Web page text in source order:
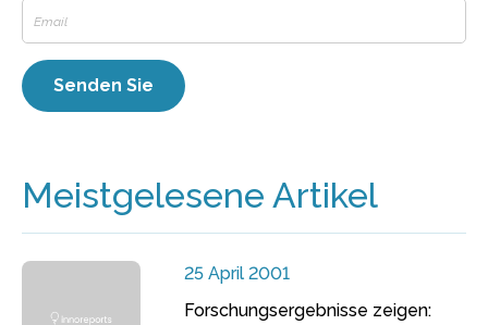
Meistgelesene Artikel
25 April 2001
Forschungsergebnisse zeigen: